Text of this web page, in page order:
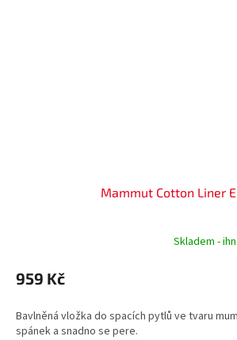
Mammut Cotton Liner
Skladem -
959 Kč
Bavlněná vložka do spacích pytlů ve tvaru
spánek a snadno se pere.